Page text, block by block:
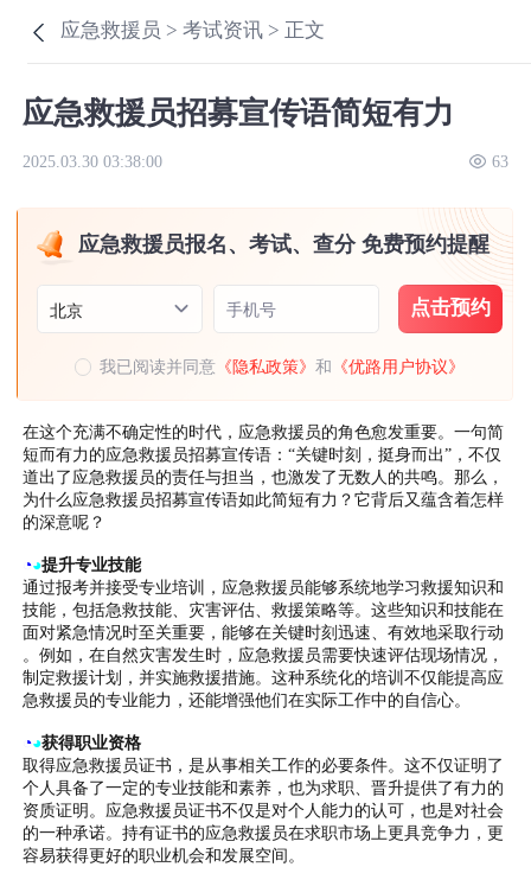
应急救援员 >考试资讯 > 正文
应急救援员招募宣传语简短有力
2025.03.30 03:38:00 63
应急救援员报名、考试、查分 免费预约提醒
北京 手机号 点击预约
我已阅读并同意 《隐私政策》和 《优路用户协议》
在这个充满不确定性的时代，应急救援员的角色愈发重要。一句简
短而有力的应急救援员招募宣传语：“关键时刻，挺身而出”，不仅
道出了应急救援员的责任与担当，也激发了无数人的共鸣。那么，
为什么应急救援员招募宣传语如此简短有力？它背后又蕴含着怎样
的深意呢？
◔◕提升专业技能
通过报考并接受专业培训，应急救援员能够系统地学习救援知识和
技能，包括急救技能、灾害评估、救援策略等。这些知识和技能在
面对紧急情况时至关重要，能够在关键时刻迅速、有效地采取行动
。例如，在自然灾害发生时，应急救援员需要快速评估现场情况，
制定救援计划，并实施救援措施。这种系统化的培训不仅能提高应
急救援员的专业能力，还能增强他们在实际工作中的自信心。
◔◕获得职业资格
取得应急救援员证书，是从事相关工作的必要条件。这不仅证明了
个人具备了一定的专业技能和素养，也为求职、晋升提供了有力的
资质证明。应急救援员证书不仅是对个人能力的认可，也是对社会
的一种承诺。持有证书的应急救援员在求职市场上更具竞争力，更
容易获得更好的职业机会和发展空间。